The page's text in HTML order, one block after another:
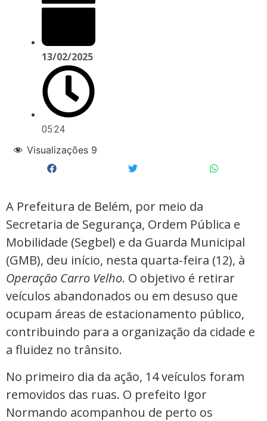
13/02/2025
05:24
Visualizações 9
A Prefeitura de Belém, por meio da
Secretaria de Segurança, Ordem Pública e
Mobilidade (Segbel) e da Guarda Municipal
(GMB), deu início, nesta quarta-feira (12), à
Operação Carro Velho. O objetivo é retirar
veículos abandonados ou em desuso que
ocupam áreas de estacionamento público,
contribuindo para a organização da cidade e
a fluidez no trânsito.
No primeiro dia da ação, 14 veículos foram
removidos das ruas. O prefeito Igor
Normando acompanhou de perto os